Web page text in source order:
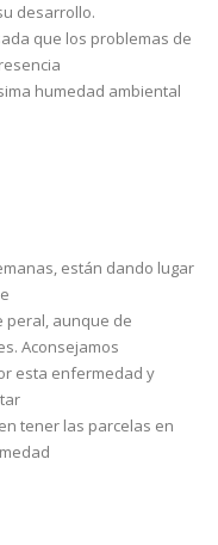
desarrollo.
que los problemas de
humedad ambiental
están dando lugar
peral, aunque de
Aconsejamos
esta enfermedad y
tener las parcelas en